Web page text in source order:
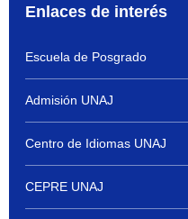
Enlaces de interés
Escuela de Posgrado
Admisión UNAJ
Centro de Idiomas UNAJ
CEPRE UNAJ